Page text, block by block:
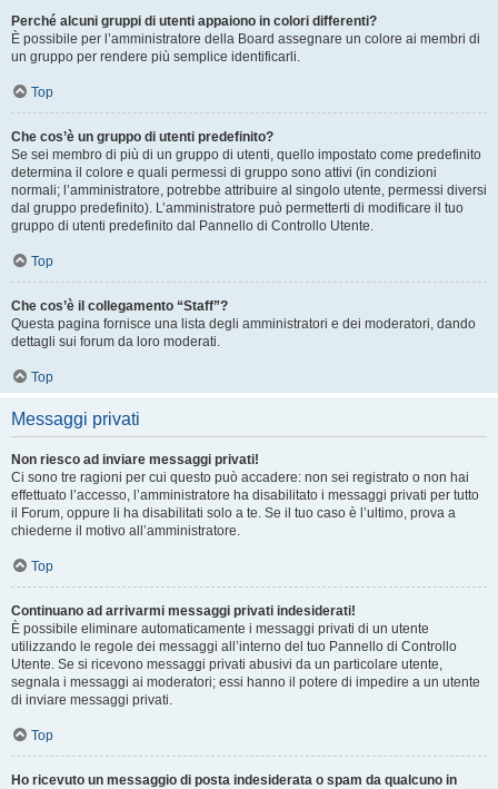
Perché alcuni gruppi di utenti appaiono in colori differenti?
È possibile per l’amministratore della Board assegnare un colore ai membri di
un gruppo per rendere più semplice identificarli.
Top
Che cos’è un gruppo di utenti predefinito?
Se sei membro di più di un gruppo di utenti, quello impostato come predefinito
determina il colore e quali permessi di gruppo sono attivi (in condizioni
normali; l’amministratore, potrebbe attribuire al singolo utente, permessi diversi
dal gruppo predefinito). L’amministratore può permetterti di modificare il tuo
gruppo di utenti predefinito dal Pannello di Controllo Utente.
Top
Che cos’è il collegamento “Staff”?
Questa pagina fornisce una lista degli amministratori e dei moderatori, dando
dettagli sui forum da loro moderati.
Top
Messaggi privati
Non riesco ad inviare messaggi privati!
Ci sono tre ragioni per cui questo può accadere: non sei registrato o non hai
effettuato l’accesso, l’amministratore ha disabilitato i messaggi privati per tutto
il Forum, oppure li ha disabilitati solo a te. Se il tuo caso è l’ultimo, prova a
chiederne il motivo all’amministratore.
Top
Continuano ad arrivarmi messaggi privati indesiderati!
È possibile eliminare automaticamente i messaggi privati ​​di un utente
utilizzando le regole dei messaggi all’interno del tuo Pannello di Controllo
Utente. Se si ricevono messaggi privati ​​abusivi da un particolare utente,
segnala i messaggi ai moderatori; essi hanno il potere di impedire a un utente
di inviare messaggi privati​​.
Top
Ho ricevuto un messaggio di posta indesiderata o spam da qualcuno in